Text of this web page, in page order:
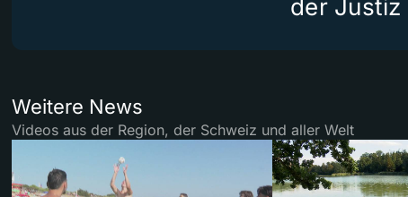
der Justiz
Weitere News
Videos aus der Region, der Schweiz und aller Welt